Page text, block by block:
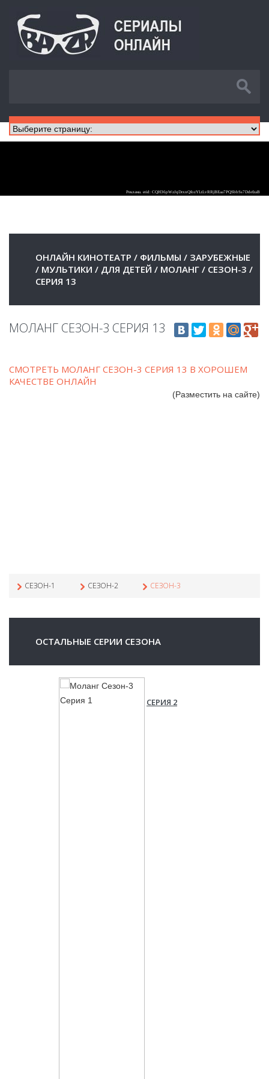
ОНЛАЙН КИНОТЕАТР / ФИЛЬМЫ / ЗАРУБЕЖНЫЕ
/ МУЛЬТИКИ / ДЛЯ ДЕТЕЙ / МОЛАНГ / СЕЗОН-3 /
СЕРИЯ 13
МОЛАНГ СЕЗОН-3 СЕРИЯ 13
СМОТРЕТЬ МОЛАНГ СЕЗОН-3 СЕРИЯ 13 В ХОРОШЕМ
КАЧЕСТВЕ ОНЛАЙН
(Разместить на сайте)
СЕЗОН-1 СЕЗОН-2 СЕЗОН-3
ОСТАЛЬНЫЕ СЕРИИ СЕЗОНА
СЕРИЯ 2